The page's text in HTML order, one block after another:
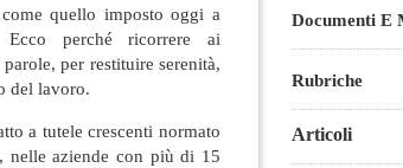
quello imposto oggi a
perché ricorrere ai
per restituire serenità,
del lavoro.
a tutele crescenti normato
nelle aziende con più di 15
Documenti E
Rubriche
Articoli